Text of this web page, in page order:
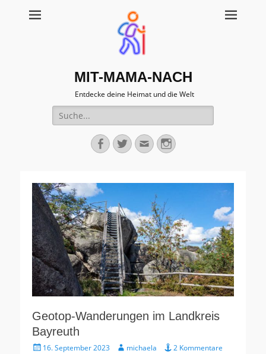
MIT-MAMA-NACH
Entdecke deine Heimat und die Welt
Suche
für:
Facebook
TwitterEmailInstagram
Geotop-Wanderungen im Landkreis
Bayreuth
Gepostet
16. September 2023 Autormichaela 2 Kommentare